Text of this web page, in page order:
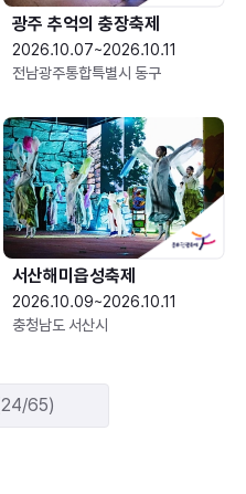
광주 추억의 충장축제
2026.10.07~2026.10.11
전남광주통합특별시 동구
서산해미읍성축제
2026.10.09~2026.10.11
충청남도 서산시
65)